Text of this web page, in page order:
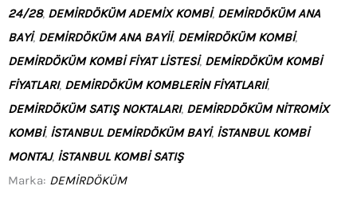
24/28, DEMIRDÖKÜM ADEMIX KOMBI, DEMIRDÖKÜM ANA
BAYI, DEMIRDÖKÜM ANA BAYII, DEMIRDÖKÜM KOMBI,
DEMIRDÖKÜM KOMBI FIYAT LISTESI, DEMIRDÖKÜM KOMBI
FIYATLARI, DEMIRDÖKÜM KOMBLERIN FIYATLARII,
DEMIRDÖKÜM SATIŞ NOKTALARI, DEMIRDDÖKÜM NITROMIX
KOMBI, ISTANBUL DEMIRDÖKÜM BAYI, ISTANBUL KOMBI
MONTAJ, ISTANBUL KOMBI SATIŞ
Marka: DEMIRDÖKÜM